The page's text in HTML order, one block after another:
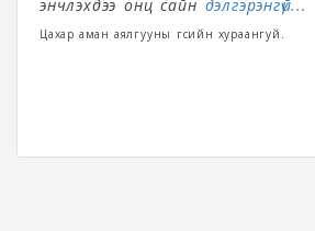
энчлэхдээ онц сайн дэлгэрэнгүй...
Цахар аман аялгууны үгсийн хураангуй.